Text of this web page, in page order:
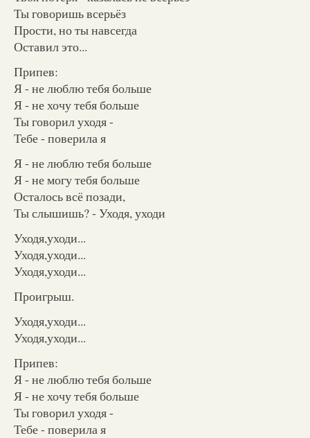
Ты говоришь всерьёз
Прости, но ты навсегда
Оставил это...
Припев:
Я - не люблю тебя больше
Я - не хочу тебя больше
Ты говорил уходя -
Тебе - поверила я
Я - не люблю тебя больше
Я - не могу тебя больше
Осталось всё позади,
Ты слышишь? - Уходя, уходи
Уходя,уходи...
Уходя,уходи...
Уходя,уходи...
Проигрыш.
Уходя,уходи...
Уходя,уходи...
Припев:
Я - не люблю тебя больше
Я - не хочу тебя больше
Ты говорил уходя -
Тебе - поверила я